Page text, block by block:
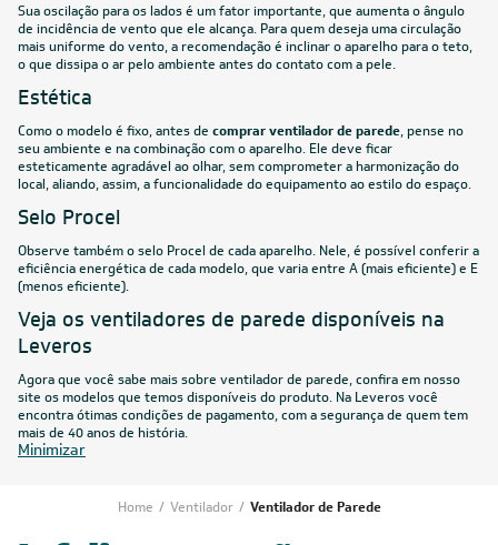
Sua oscilação para os lados é um fator importante, que aumenta o ângulo
de incidência de vento que ele alcança. Para quem deseja uma circulação
mais uniforme do vento, a recomendação é inclinar o aparelho para o teto,
o que dissipa o ar pelo ambiente antes do contato com a pele.
Estética
Como o modelo é fixo, antes de comprar ventilador de parede, pense no
seu ambiente e na combinação com o aparelho. Ele deve ficar
esteticamente agradável ao olhar, sem comprometer a harmonização do
local, aliando, assim, a funcionalidade do equipamento ao estilo do espaço.
Selo Procel
Observe também o selo Procel de cada aparelho. Nele, é possível conferir a
eficiência energética de cada modelo, que varia entre A (mais eficiente) e E
(menos eficiente).
Veja os ventiladores de parede disponíveis na
Leveros
Agora que você sabe mais sobre ventilador de parede, confira em nosso
site os modelos que temos disponíveis do produto. Na Leverosvocê
encontra ótimas condições de pagamento, com a segurança de quem tem
mais de 40 anos de história.
Minimizar
Home / Ventilador / Ventilador de Parede